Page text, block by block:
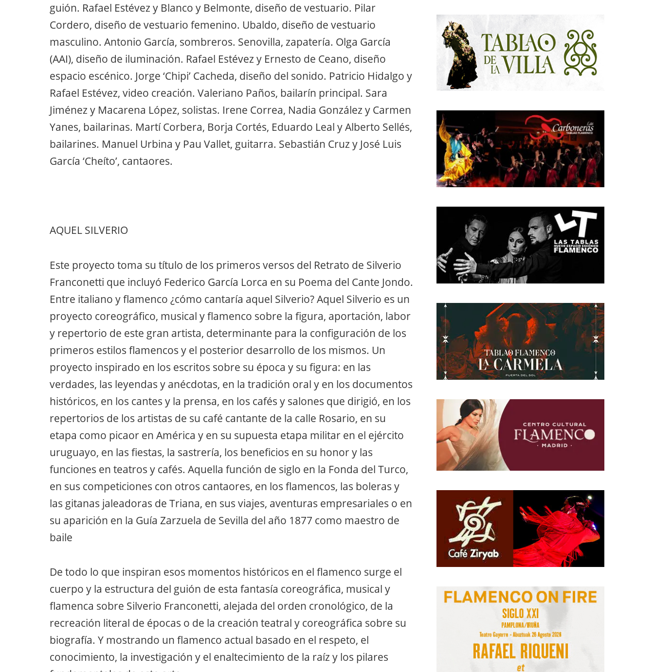
guión. Rafael Estévez y Blanco y Belmonte, diseño de vestuario. Pilar
Cordero, diseño de vestuario femenino. Ubaldo, diseño de vestuario
masculino. Antonio García, sombreros. Senovilla, zapatería. Olga García
(AAI), diseño de iluminación. Rafael Estévez y Ernesto de Ceano, diseño
espacio escénico. Jorge ‘Chipi’ Cacheda, diseño del sonido. Patricio Hidalgo y
Rafael Estévez, video creación. Valeriano Paños, bailarín principal. Sara
Jiménez y Macarena López, solistas. Irene Correa, Nadia González y Carmen
Yanes, bailarinas. Martí Corbera, Borja Cortés, Eduardo Leal y Alberto Sellés,
bailarines. Manuel Urbina y Pau Vallet, guitarra. Sebastián Cruz y José Luis
García ‘Cheíto’, cantaores.
AQUEL SILVERIO
Este proyecto toma su título de los primeros versos del Retrato de Silverio
Franconetti que incluyó Federico García Lorca en su Poema del Cante Jondo.
Entre italiano y flamenco ¿cómo cantaría aquel Silverio? Aquel Silverio es un
proyecto coreográfico, musical y flamenco sobre la figura, aportación, labor
y repertorio de este gran artista, determinante para la configuración de los
primeros estilos flamencos y el posterior desarrollo de los mismos. Un
proyecto inspirado en los escritos sobre su época y su figura: en las
verdades, las leyendas y anécdotas, en la tradición oral y en los documentos
históricos, en los cantes y la prensa, en los cafés y salones que dirigió, en los
repertorios de los artistas de su café cantante de la calle Rosario, en su
etapa como picaor en América y en su supuesta etapa militar en el ejército
uruguayo, en las fiestas, la sastrería, los beneficios en su honor y las
funciones en teatros y cafés. Aquella función de siglo en la Fonda del Turco,
en sus competiciones con otros cantaores, en los flamencos, las boleras y
las gitanas jaleadoras de Triana, en sus viajes, aventuras empresariales o en
su aparición en la Guía Zarzuela de Sevilla del año 1877 como maestro de
baile
De todo lo que inspiran esos momentos históricos en el flamenco surge el
cuerpo y la estructura del guión de esta fantasía coreográfica, musical y
flamenca sobre Silverio Franconetti, alejada del orden cronológico, de la
recreación literal de épocas o de la creación teatral y coreográfica sobre su
biografía. Y mostrando un flamenco actual basado en el respeto, el
conocimiento, la investigación y el enaltecimiento de la raíz y los pilares